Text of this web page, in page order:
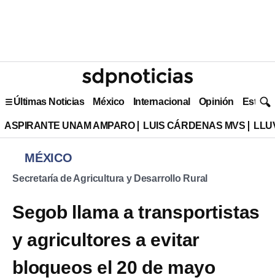
Últimas Noticias México Internacional Opinión Estilo
ASPIRANTE UNAM AMPARO LUIS CÁRDENAS MVS
MÉXICO
Secretaría de Agricultura y Desarrollo Rural
Segob llama a transportistas
y agricultores a evitar
bloqueos el 20 de mayo